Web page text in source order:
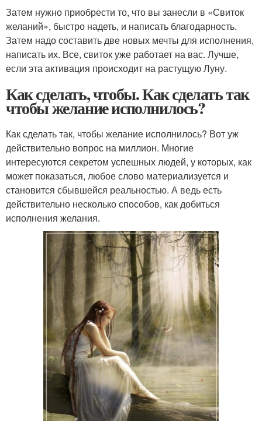
Затем нужно приобрести то, что вы занесли в «Свиток
желаний», быстро надеть, и написать благодарность.
Затем надо составить две новых мечты для исполнения,
написать их. Все, свиток уже работает на вас. Лучше,
если эта активация происходит на растущую Луну.
Как сделать, чтобы. Как сделать так
чтобы желание исполнилось?
Как сделать так, чтобы желание исполнилось? Вот уж
действительно вопрос на миллион. Многие
интересуются секретом успешных людей, у которых, как
может показаться, любое слово материализуется и
становится сбывшейся реальностью. А ведь есть
действительно несколько способов, как добиться
исполнения желания.